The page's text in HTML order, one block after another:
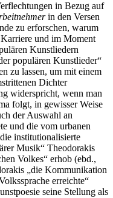
in Bezug auf
in den Versen
zu erforschen, warum
und im Moment
Kunstliedern
populären Kunstlieder“
zu lassen, um mit einem
Dichter
widerspricht, wenn man
folgt, in gewisser Weise
der Auswahl an
und die vom urbanen
institutionalisierte
Musik“ Theodorakis
Volkes“ erhob (ebd.,
„die Kommunikation
erreichte“
seine Stellung als